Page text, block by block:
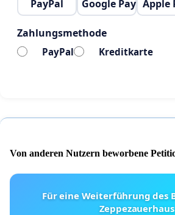
PayPal Google Pay Apple
Zahlungsmethode
PayPal Kreditkarte
Von anderen Nutzern beworbene
Für eine Weiterführung des
Zeppezauerhaus